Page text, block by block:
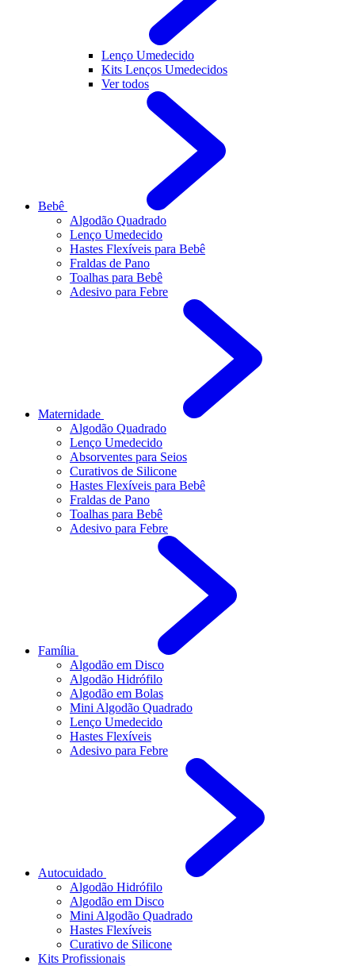
Lenço Umedecido
Kits Lenços Umedecidos
Ver todos
Bebê
Algodão Quadrado
Lenço Umedecido
Hastes Flexíveis para Bebê
Fraldas de Pano
Toalhas para Bebê
Adesivo para Febre
Maternidade
Algodão Quadrado
Lenço Umedecido
Absorventes para Seios
Curativos de Silicone
Hastes Flexíveis para Bebê
Fraldas de Pano
Toalhas para Bebê
Adesivo para Febre
Família
Algodão em Disco
Algodão Hidrófilo
Algodão em Bolas
Mini Algodão Quadrado
Lenço Umedecido
Hastes Flexíveis
Adesivo para Febre
Autocuidado
Algodão Hidrófilo
Algodão em Disco
Mini Algodão Quadrado
Hastes Flexíveis
Curativo de Silicone
Kits Profissionais